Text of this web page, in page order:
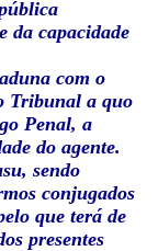
da capacidade
com o
Tribunal a quo
Penal, a
do agente.
sendo
conjugados
que terá de
presentes